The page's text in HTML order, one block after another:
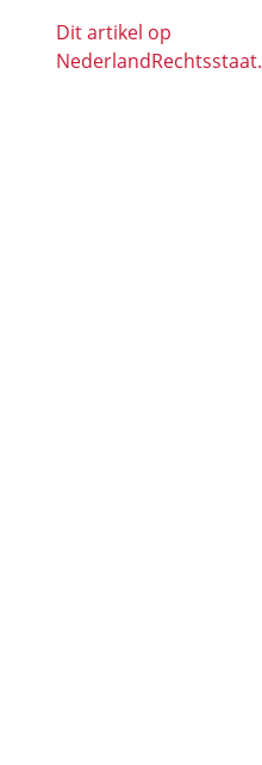
Dit artikel op